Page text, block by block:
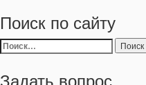
Поиск по сайту
Найти:
Задать вопрос